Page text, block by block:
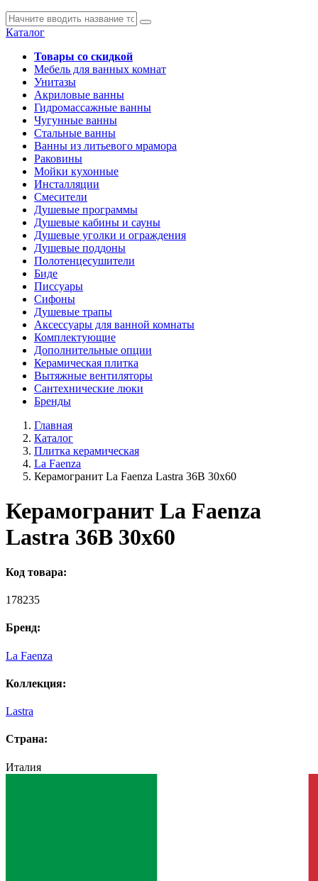
Каталог
Товары со скидкой
Мебель для ванных комнат
Унитазы
Акриловые ванны
Гидромассажные ванны
Чугунные ванны
Стальные ванны
Ванны из литьевого мрамора
Раковины
Мойки кухонные
Инсталляции
Смесители
Душевые программы
Душевые кабины и сауны
Душевые уголки и ограждения
Душевые поддоны
Полотенцесушители
Биде
Писсуары
Сифоны
Душевые трапы
Аксессуары для ванной комнаты
Комплектующие
Дополнительные опции
Керамическая плитка
Вытяжные вентиляторы
Сантехнические люки
Бренды
Главная
Каталог
Плитка керамическая
La Faenza
Керамогранит La Faenza Lastra 36B 30x60
Керамогранит La Faenza
Lastra 36B 30x60
Код товара:
178235
Бренд:
La Faenza
Коллекция:
Lastra
Страна:
Италия